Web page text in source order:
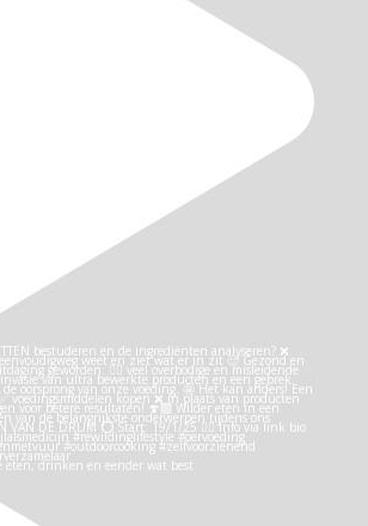
eten, drinken en eender wat best